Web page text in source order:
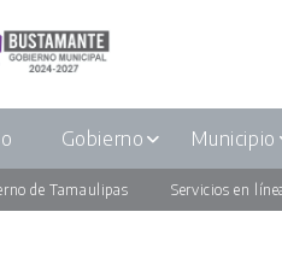
Gobierno Municipio
de Tamaulipas Servicios en